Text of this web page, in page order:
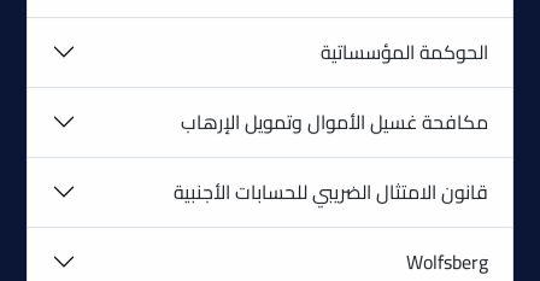
الحوكمة المؤسساتیة
مكافحة غسیل الأموال وتمویل الإرھاب
قانون الامتثال الضريبي للحسابات الأجنبية
Wolfsberg